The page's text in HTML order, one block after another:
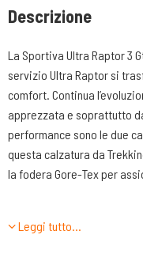
Descrizione
La Sportiva Ultra Raptor 3
servizio Ultra Raptor si
comfort. Continua
apprezzata e soprattutto
performance sono le due
questa calzatura da
la fodera Gore-Tex per
-TOMAIA: realizzata in
Leggi tutto…